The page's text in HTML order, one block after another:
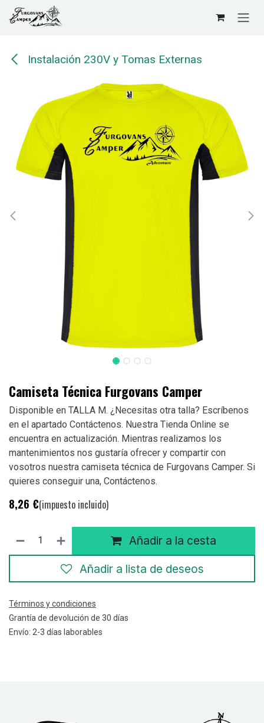
Ir al contenido
Instalación 230V y Tomas Externas
Camiseta Técnica Furgovans Camper
Disponible en TALLA M. ¿Necesitas otra talla? Escríbenos
en el apartado Contáctenos. Nuestra Tienda Online se
encuentra en actualización. Mientras realizamos los
mantenimientos nos gustaría ofrecer y compartir con
vosotros nuestra camiseta técnica de Furgovans Camper. Si
quieres conseguir una, Contáctenos.
8,26 €(impuesto incluido)
Añadir a la cesta
Añadir a lista de deseos
Términos y condiciones
Grantía de devolución de 30 días
Envío: 2-3 días laborables